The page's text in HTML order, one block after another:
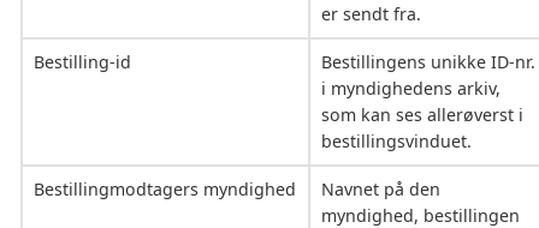
er sendt fra.
Bestilling-id
Bestillingens unikke ID-nr.
i myndighedens arkiv,
som kan ses allerøverst i
bestillingsvinduet.
Bestillingmodtagers myndighed
Navnet på den
myndighed, bestillingen